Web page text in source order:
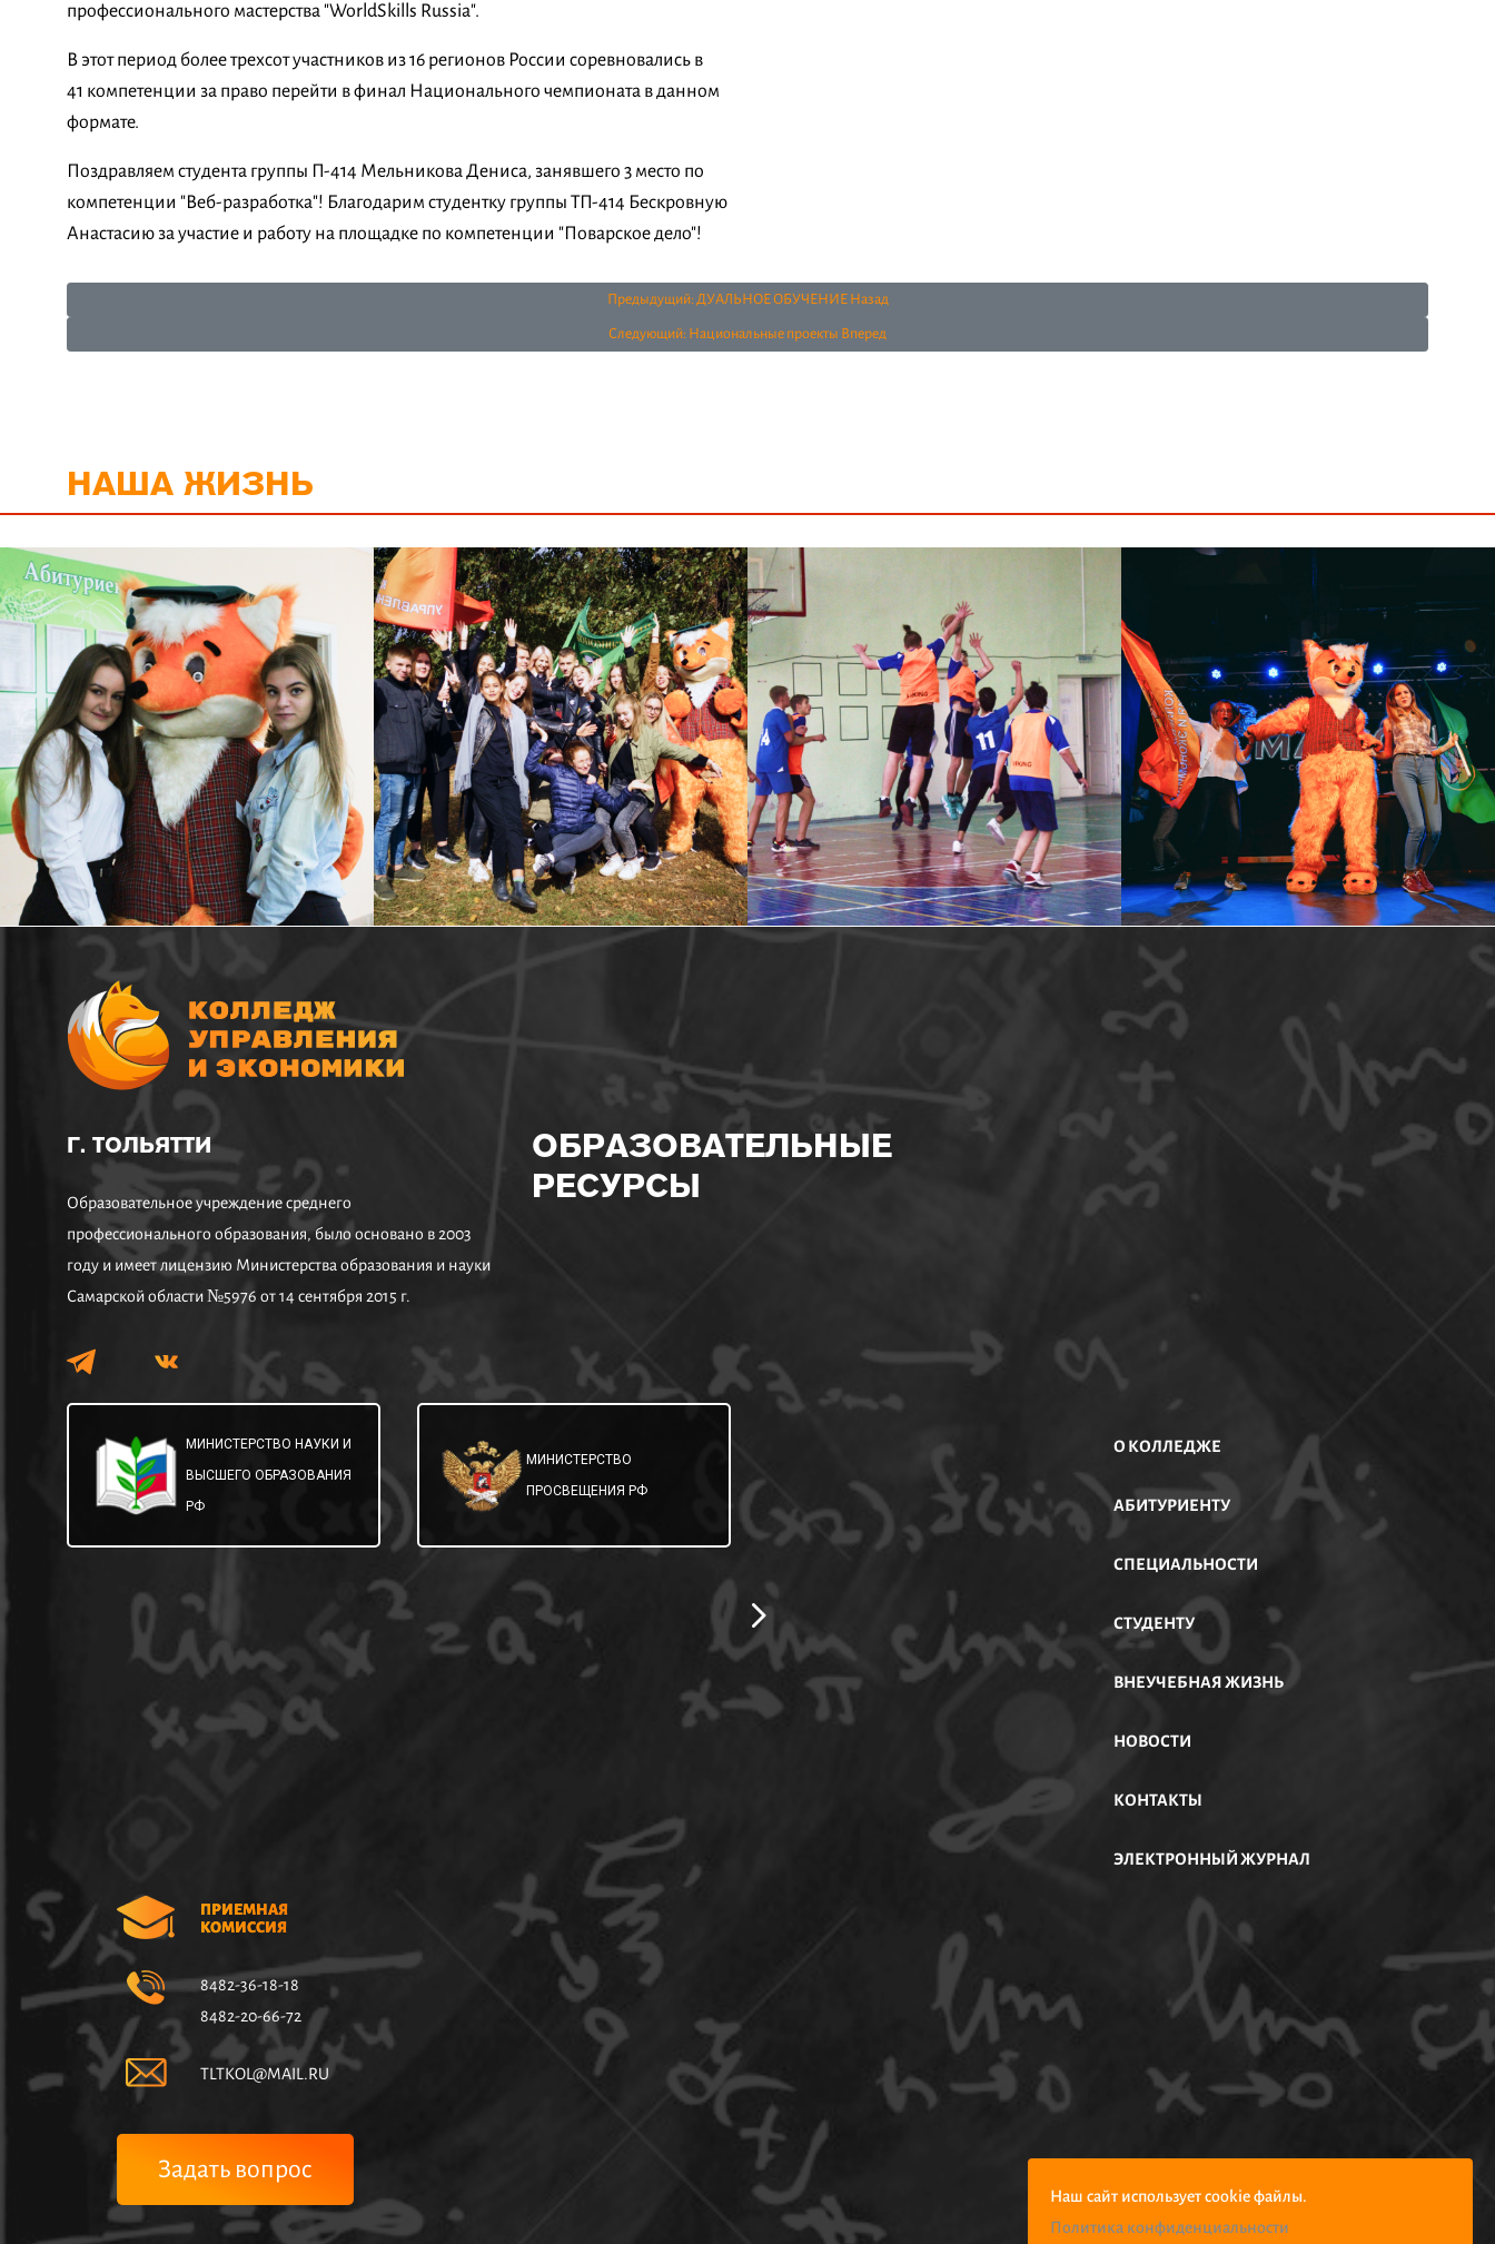
профессионального мастерства "WorldSkills Russia".
В этот период более трехсот участников из 16 регионов России соревновались в
41 компетенции за право перейти в финал Национального чемпионата в данном
формате.
Поздравляем студента группы П-414 Мельникова Дениса, занявшего 3 место по
компетенции "Веб-разработка"! Благодарим студентку группы ТП-414 Бескровную
Анастасию за участие и работу на площадке по компетенции "Поварское дело"!
Предыдущий: ДУАЛЬНОЕ ОБУЧЕНИЕ Назад
Следующий: Национальные проекты Вперед
НАША ЖИЗНЬ
Г. ТОЛЬЯТТИ
Образовательное учреждение среднего
профессионального образования, было основано в 2003
году и имеет лицензию Министерства образования и науки
Самарской области №5976 от 14 сентября 2015 г.
ОБРАЗОВАТЕЛЬНЫЕ
РЕСУРСЫ
МИНИСТЕРСТВО НАУКИ И
ВЫСШЕГО ОБРАЗОВАНИЯ
РФ
МИНИСТЕРСТВО
ПРОСВЕЩЕНИЯ РФ
МИНИСТЕРСТВО
ОБРАЗОВАНИЯ
САМАРСКОЙ ОБЛАСТИ
О КОЛЛЕДЖЕ
АБИТУРИЕНТУ
СПЕЦИАЛЬНОСТИ
СТУДЕНТУ
ВНЕУЧЕБНАЯ ЖИЗНЬ
НОВОСТИ
КОНТАКТЫ
ЭЛЕКТРОННЫЙ ЖУРНАЛ
ПРИЕМНАЯ
КОМИССИЯ
8482-36-18-18
8482-20-66-72
TLTKOL@MAIL.RU
Задать вопрос
Наш сайт использует cookie файлы.
Политика конфиденциальности